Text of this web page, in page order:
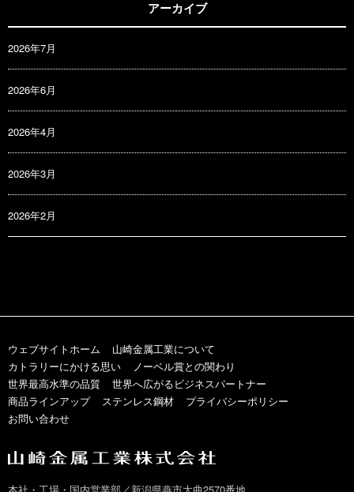
アーカイブ
2026年7月
2026年6月
2026年4月
2026年3月
2026年2月
ウェブサイトホーム
山崎金属工業について
カトラリーにかける思い
ノーベル賞との関わり
世界最高水準の品質
世界へ広がるビジネスパートナー
商品ラインアップ
ステンレス鋼材
プライバシーポリシー
お問い合わせ